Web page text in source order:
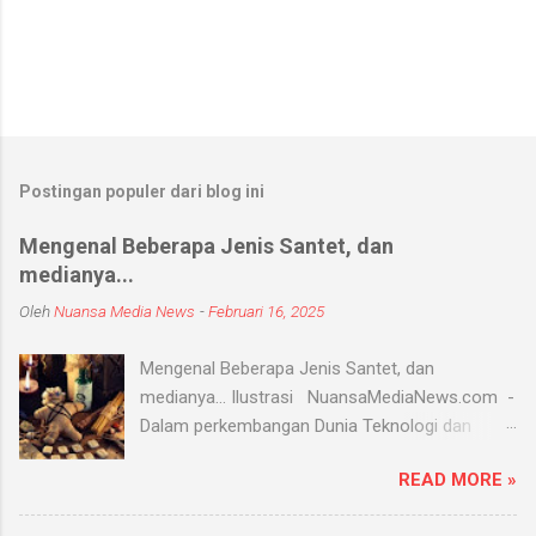
Postingan populer dari blog ini
Mengenal Beberapa Jenis Santet, dan
medianya...
OlehNuansa Media News -Februari 16, 2025
Mengenal Beberapa Jenis Santet, dan
medianya... Ilustrasi NuansaMediaNews.com -
Dalam perkembangan Dunia Teknologi dan
yang hingga saat ini masih ada dan berkembang
di masyarakat. Menurut Kamus Besar Bahasa
READ MORE »